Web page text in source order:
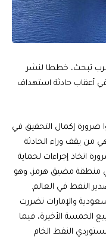
تبحث، خططا لنشر
أعقاب حادثة استهداف
ضرورة إكمال التحقيق في
من يقف وراء الحادثة
اتخاذ إجراءات لحماية
في منطقة مضيق هرمز، وهو
النفط في العالم.
والإمارات تضررت
الخمسة الأخيرة، فيما
النفط الخام